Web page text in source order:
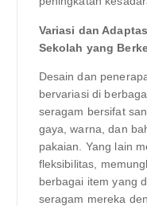
Variasi dan
Sekolah yang
Desain dan
bervariasi di
seragam bersifat
gaya, warna, dan
pakaian. Yang lain
fleksibilitas,
berbagai item yang
seragam mereka